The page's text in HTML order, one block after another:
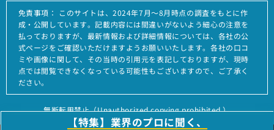
【特集】業界のプロに聞く、
免責事項：
このサイトは、2024年7月～8月時点の調査をもとに作
成・公開しています。記載内容には間違いがないよう細心の注意を
払っておりますが、最新情報および詳細情報については、各社の公
式ページをご確認いただけますようお願いいたします。各社の口コ
ミや画像に関して、その当時の引用元を表記しておりますが、現時
点では閲覧できなくなっている可能性もございますので、ご了承く
ださい。
無断転用禁止（Unauthorized copying prohibited.）